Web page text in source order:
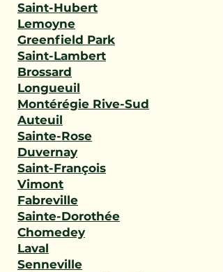
Saint-Hubert
Lemoyne
Greenfield Park
Saint-Lambert
Brossard
Longueuil
Montérégie Rive-Sud
Auteuil
Sainte-Rose
Duvernay
Saint-François
Vimont
Fabreville
Sainte-Dorothée
Chomedey
Laval
Senneville